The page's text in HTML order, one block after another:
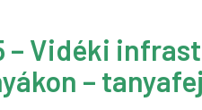
– Vidéki
–